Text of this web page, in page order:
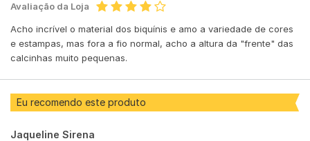
Avaliação da Loja
Acho incrível o material dos biquínis e amo a variedade de cores
e estampas, mas fora a fio normal, acho a altura da "frente" das
calcinhas muito pequenas.
Eu recomendo este produto
Jaqueline Sirena